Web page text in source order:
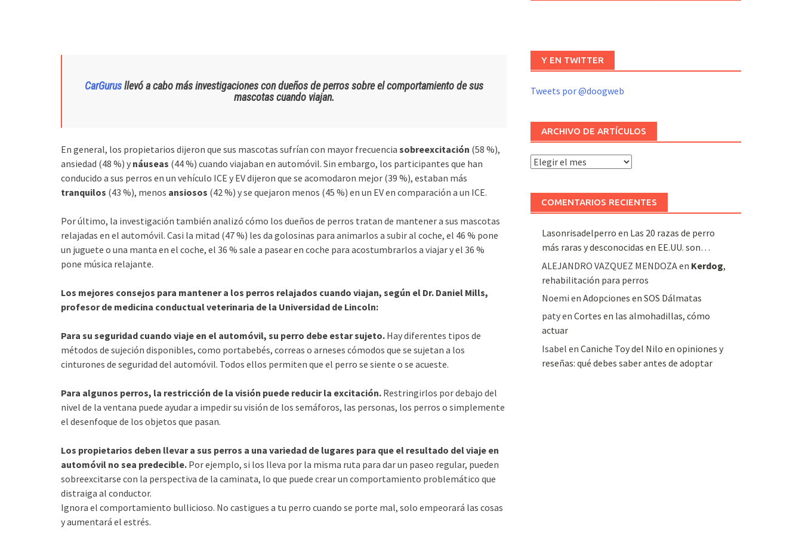
CarGurusllevó a cabo más investigaciones con dueños de perros sobre el comportamiento de sus
mascotas cuando viajan.
En general, los propietarios dijeron que sus mascotas sufrían con mayor frecuencia sobreexcitación (58 %),
ansiedad (48 %) y náuseas (44 %) cuando viajaban en automóvil. Sin embargo, los participantes que han
conducido a sus perros en un vehículo ICE y EV dijeron que se acomodaron mejor (39 %), estaban más
tranquilos (43 %), menos ansiosos (42 %) y se quejaron menos (45 %) en un EV en comparación a un ICE.
Por último, la investigación también analizó cómo los dueños de perros tratan de mantener a sus mascotas
relajadas en el automóvil. Casi la mitad (47 %) les da golosinas para animarlos a subir al coche, el 46 % pone
un juguete o una manta en el coche, el 36 % sale a pasear en coche para acostumbrarlos a viajar y el 36 %
pone música relajante.
Los mejores consejos para mantener a los perros relajados cuando viajan, según el Dr. Daniel Mills,
profesor de medicina conductual veterinaria de la Universidad de Lincoln:
Para su seguridad cuando viaje en el automóvil, su perro debe estar sujeto. Hay diferentes tipos de
métodos de sujeción disponibles, como portabebés, correas o arneses cómodos que se sujetan a los
cinturones de seguridad del automóvil. Todos ellos permiten que el perro se siente o se acueste.
Para algunos perros, la restricción de la visión puede reducir la excitación. Restringirlos por debajo del
nivel de la ventana puede ayudar a impedir su visión de los semáforos, las personas, los perros o simplemente
el desenfoque de los objetos que pasan.
Los propietarios deben llevar a sus perros a una variedad de lugares para que el resultado del viaje en
automóvil no sea predecible. Por ejemplo, si los lleva por la misma ruta para dar un paseo regular, pueden
sobreexcitarse con la perspectiva de la caminata, lo que puede crear un comportamiento problemático que
distraiga al conductor.
Ignora el comportamiento bullicioso. No castigues a tu perro cuando se porte mal, solo empeorará las cosas
y aumentará el estrés.
Y EN TWITTER
Tweets por @doogweb
ARCHIVO DE ARTÍCULOS
Archivo
artículos
COMENTARIOS RECIENTES
Lasonrisadelperro en Las 20 razas de perro
más raras y desconocidas en EE.UU. son…
ALEJANDRO VAZQUEZ MENDOZAen Kerdog,
rehabilitación para perros
Noemi en Adopciones en SOS Dálmatas
patyen Cortes en las almohadillas, cómo
actuar
Isabel en Caniche Toy del Nilo en opiniones y
reseñas: qué debes saber antes de adoptar